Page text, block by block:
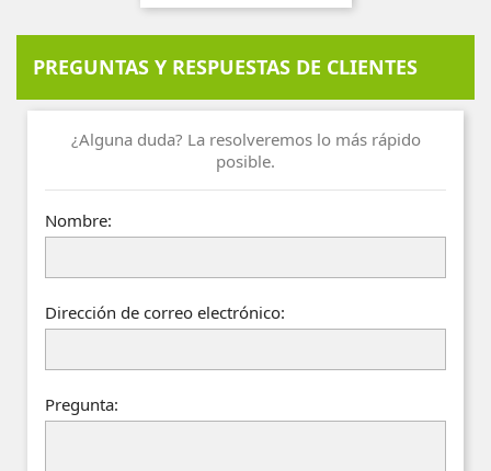
PREGUNTAS Y RESPUESTAS DE CLIENTES
¿Alguna duda? La resolveremos lo más rápido
posible.
Nombre:
Dirección de correo electrónico:
Pregunta: